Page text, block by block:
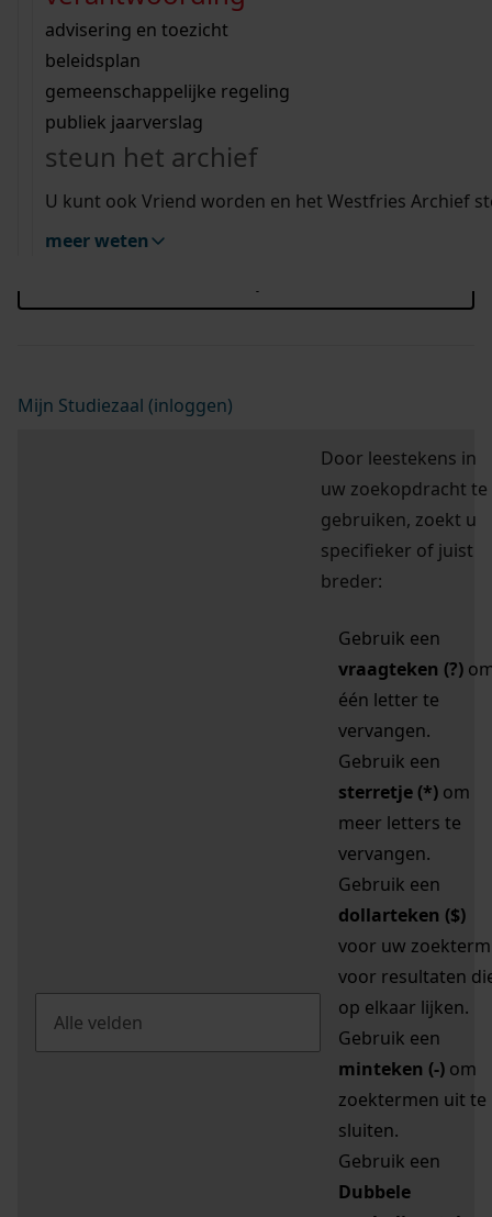
bouwvergunningen
omgevingsvergunningen
vergunningen
beeld en geluid
uitleg nodig?
Wij helpen u op weg met een aantal zoektips.
bekijk alle zoektips
Wij helpen u op weg met een aantal zoektips.
bekijk alle zoektips
bekijk ons geschiedenislokaal
advisering en toezicht
beleidsplan
gemeenschappelijke regeling
publiek jaarverslag
steun het archief
U kunt ook Vriend worden en het Westfries Archief
meer weten
Blader hier door de scans van de doop-, trouw-
en begraafboeken, bevolkingsregisters,
burgerlijke stand en notariële akten.
hulp nodig?
Deze zoektips helpen u op weg.
Mijn Studiezaal (inloggen)
Door leestekens in
uw zoekopdracht te
gebruiken, zoekt u
specifieker of juist
breder:
Gebruik een
vraagteken (?)
één letter te
vervangen.
Gebruik een
sterretje (*) om
meer letters te
vervangen.
Gebruik een
dollarteken ($)
voor uw zoekterm
voor resultaten
op elkaar lijken.
Gebruik een
minteken (-) om
zoektermen uit te
sluiten.
Gebruik een
Dubbele